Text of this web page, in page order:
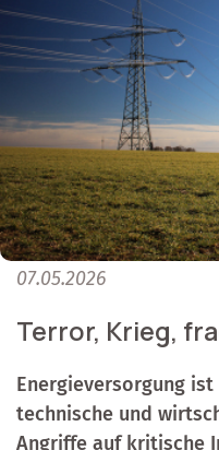
07.05.2026
Terror, Krieg,
Energieversorgung
technische und
Angriffe auf kritische